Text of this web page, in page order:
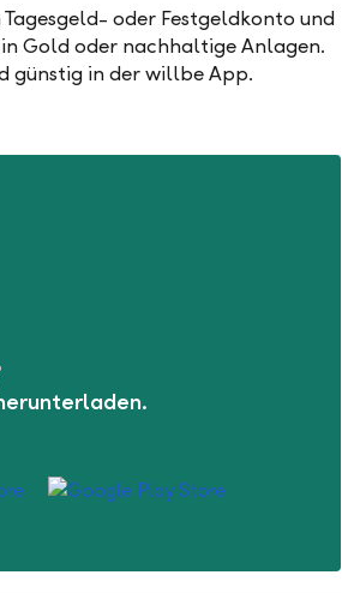
oder Festgeldkonto und
Gold oder nachhaltige Anlagen.
günstig in der willbe App.